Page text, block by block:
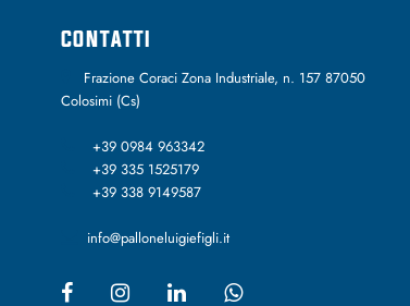
CONTATTI
Frazione Coraci Zona Industriale, n. 157 87050
Colosimi (Cs)
+39 0984 963342
+39 335 1525179
+39 338 9149587
info@palloneluigiefigli.it